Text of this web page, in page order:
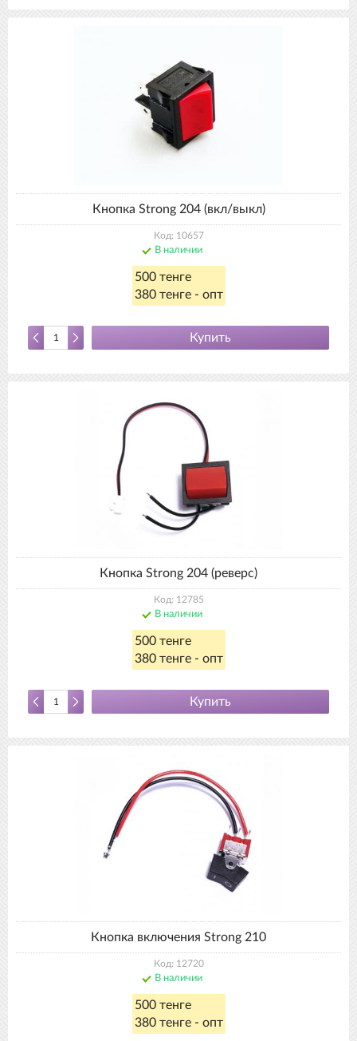
Кнопка Strong 204 (вкл/выкл)
Код: 10657
В наличии
500 тенге
380 тенге - опт
Купить
Кнопка Strong 204 (реверс)
Код: 12785
В наличии
500 тенге
380 тенге - опт
Купить
Кнопка включения Strong 210
Код: 12720
В наличии
500 тенге
380 тенге - опт